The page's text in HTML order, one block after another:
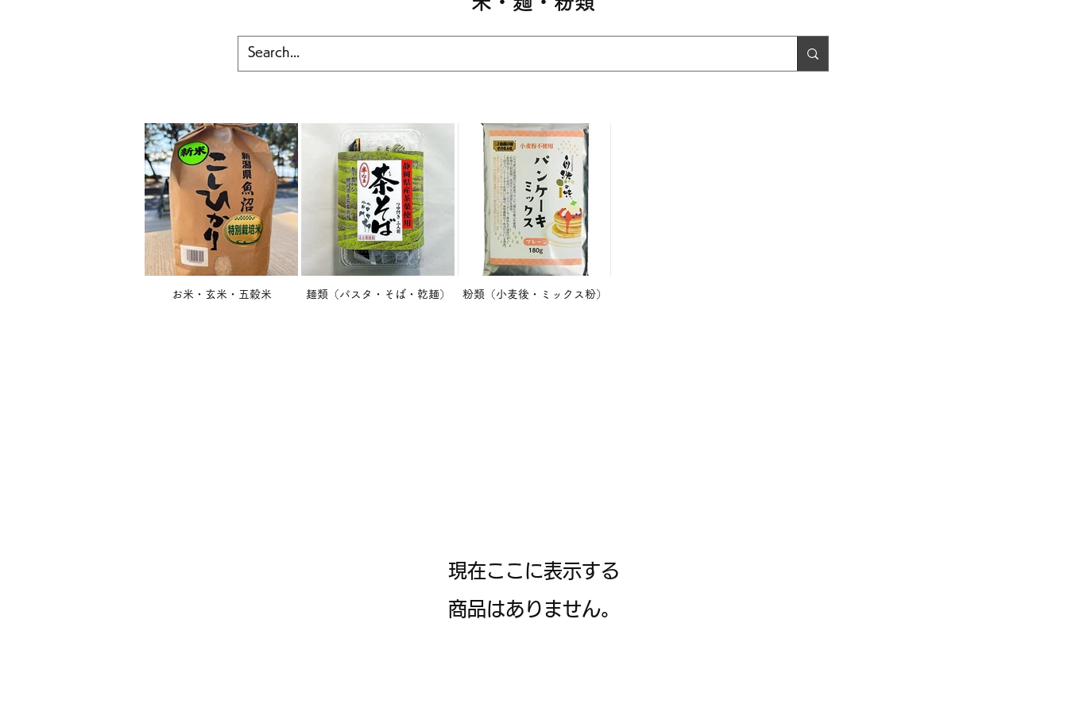
お米・玄米・五穀米 麺類（パスタ・そば・乾麺） 粉類（小麦後・ミックス粉）
現在ここに表示する
商品はありません。